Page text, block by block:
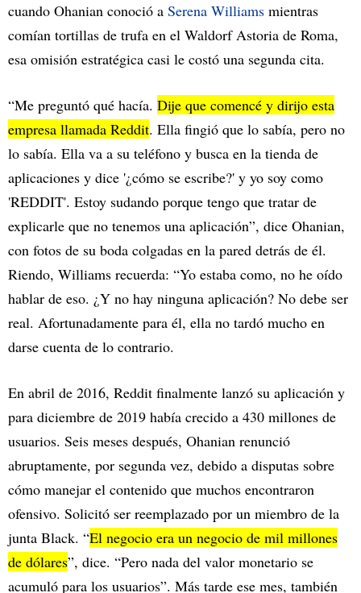
cuando Ohanian conoció a Serena Williams mientras
comían tortillas de trufa en el Waldorf Astoria de Roma,
esa omisión estratégica casi le costó una segunda cita.
“Me preguntó qué hacía. Dije que comencé y dirijo esta
empresa llamada Reddit. Ella fingió que lo sabía, pero no
lo sabía. Ella va a su teléfono y busca en la tienda de
aplicaciones y dice '¿cómo se escribe?' y yo soy como
'REDDIT'. Estoy sudando porque tengo que tratar de
explicarle que no tenemos una aplicación”, dice Ohanian,
con fotos de su boda colgadas en la pared detrás de él.
Riendo, Williams recuerda: “Yo estaba como, no he oído
hablar de eso. ¿Y no hay ninguna aplicación? No debe ser
real. Afortunadamente para él, ella no tardó mucho en
darse cuenta de lo contrario.
En abril de 2016, Reddit finalmente lanzó su aplicación y
para diciembre de 2019 había crecido a 430 millones de
usuarios. Seis meses después, Ohanian renunció
abruptamente, por segunda vez, debido a disputas sobre
cómo manejar el contenido que muchos encontraron
ofensivo. Solicitó ser reemplazado por un miembro de la
junta Black. “El negocio era un negocio de mil millones
de dólares”, dice. “Pero nada del valor monetario se
acumuló para los usuarios”. Más tarde ese mes, también